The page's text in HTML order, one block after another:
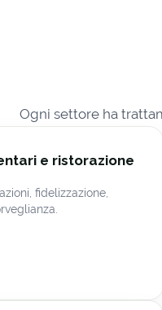
Ogni settore ha
e ristorazione
fidelizzazione,